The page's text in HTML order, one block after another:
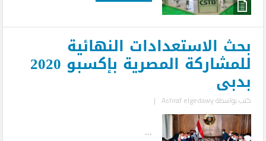
بحث الاستعدادات النهائية
للمشاركة المصرية بإكسبو 2020
بدبى
كتب بواسطةAshraf elgedawy
|